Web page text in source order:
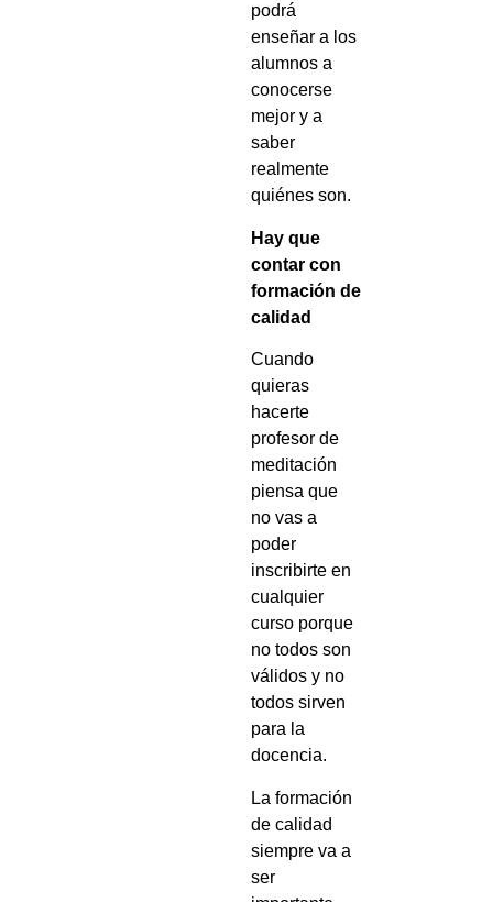
podrá
enseñar a los
alumnos a
conocerse
mejor y a
saber
realmente
quiénes son.
Hay que
contar con
formación de
calidad
Cuando
quieras
hacerte
profesor de
meditación
piensa que
no vas a
poder
inscribirte en
cualquier
curso porque
no todos son
válidos y no
todos sirven
para la
docencia.
La formación
de calidad
siempre va a
ser